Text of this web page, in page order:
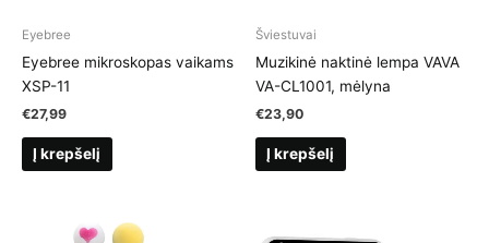
Eyebree
Eyebree mikroskopas vaikams
XSP-11
€27,99
Į krepšelį
Šviestuvai
Muzikinė naktinė lempa VAVA
VA-CL1001, mėlyna
€23,90
Į krepšelį